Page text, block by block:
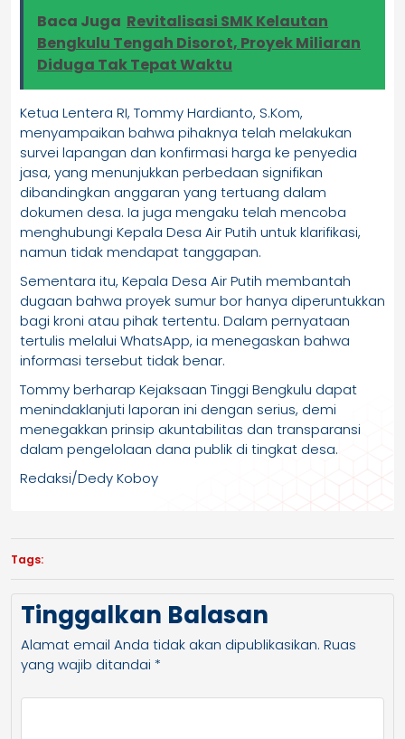
Baca Juga Revitalisasi SMK Kelautan
Bengkulu Tengah Disorot, Proyek Miliaran
Diduga Tak Tepat Waktu
Ketua Lentera RI, Tommy Hardianto, S.Kom,
menyampaikan bahwa pihaknya telah melakukan
survei lapangan dan konfirmasi harga ke penyedia
jasa, yang menunjukkan perbedaan signifikan
dibandingkan anggaran yang tertuang dalam
dokumen desa. Ia juga mengaku telah mencoba
menghubungi Kepala Desa Air Putih untuk klarifikasi,
namun tidak mendapat tanggapan.
Sementara itu, Kepala Desa Air Putih membantah
dugaan bahwa proyek sumur bor hanya diperuntukkan
bagi kroni atau pihak tertentu. Dalam pernyataan
tertulis melalui WhatsApp, ia menegaskan bahwa
informasi tersebut tidak benar.
Tommy berharap Kejaksaan Tinggi Bengkulu dapat
menindaklanjuti laporan ini dengan serius, demi
menegakkan prinsip akuntabilitas dan transparansi
dalam pengelolaan dana publik di tingkat desa.
Redaksi/Dedy Koboy
Tags:
Tinggalkan Balasan
Alamat email Anda tidak akan dipublikasikan. Ruas
yang wajib ditandai *